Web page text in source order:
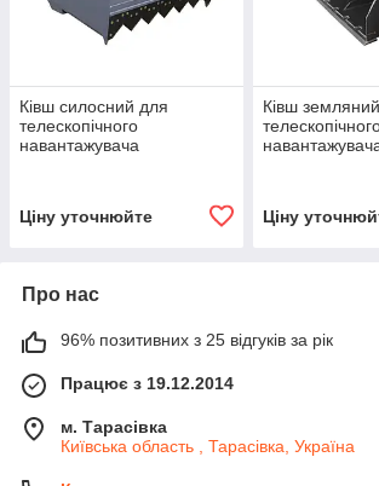
Ківш силосний для
телескопічного
навантажувача
Ціну уточнюйте
Ківш
Ціну
Про нас
96% позитивних з 25 відгуків за рік
Працює з 19.12.2014
м. Тарасівка
Київська область , Тарасівка, Україна